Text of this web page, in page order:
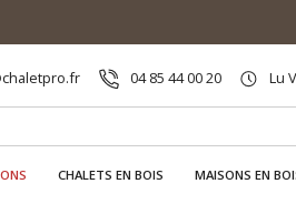
04 85 44 00 20 Lu
CHALETS EN BOIS MAISONS EN